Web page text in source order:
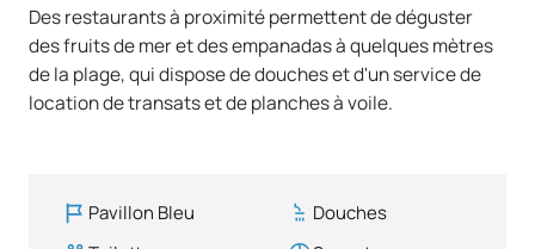
Des restaurants à proximité permettent de déguster
des fruits de mer et des empanadas à quelques mètres
de la plage, qui dispose de douches et d'un service de
location de transats et de planches à voile.
Pavillon Bleu
Douches